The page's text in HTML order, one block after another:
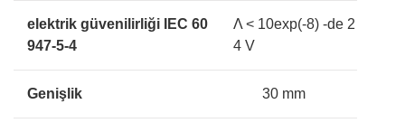
elektrik güvenilirliği IEC 60
947-5-4
Λ < 10exp(-8) -de 2
4 V
Genişlik 30 mm